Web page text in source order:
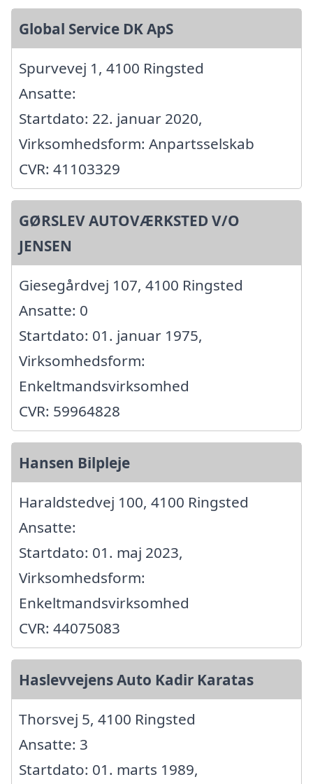
Global Service DK ApS
Spurvevej 1, 4100 Ringsted
Ansatte:
Startdato: 22. januar 2020,
Virksomhedsform: Anpartsselskab
CVR: 41103329
GØRSLEV AUTOVÆRKSTED V/O
JENSEN
Giesegårdvej 107, 4100 Ringsted
Ansatte: 0
Startdato: 01. januar 1975,
Virksomhedsform:
Enkeltmandsvirksomhed
CVR: 59964828
Hansen Bilpleje
Haraldstedvej 100, 4100 Ringsted
Ansatte:
Startdato: 01. maj 2023,
Virksomhedsform:
Enkeltmandsvirksomhed
CVR: 44075083
Haslevvejens Auto Kadir Karatas
Thorsvej 5, 4100 Ringsted
Ansatte: 3
Startdato: 01. marts 1989,